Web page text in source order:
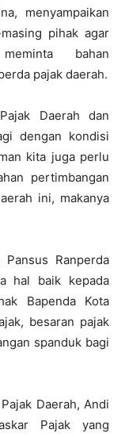
menyampaikan
pihak agar
bahan
pajak daerah.
Daerah dan
dengan kondisi
kita juga perlu
pertimbangan
ini, makanya
Ranperda
hal baik kepada
Bapenda Kota
besaran pajak
spanduk bagi
Daerah, Andi
Pajak yang